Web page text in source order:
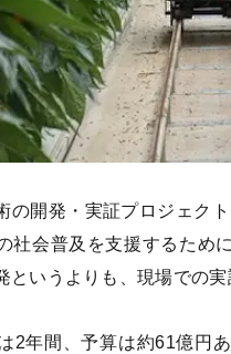
の開発・実証プロジェク
社会普及を支援するため
というよりも、現場での
2年間、予算は約61億円